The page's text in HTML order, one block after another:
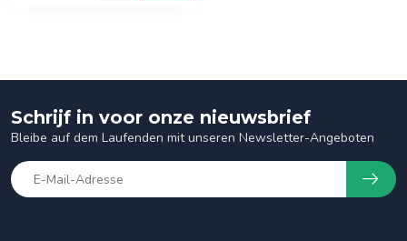
Schrijf in voor onze nieuwsbrief
Bleibe auf dem Laufenden mit unseren Newsletter-Angeboten